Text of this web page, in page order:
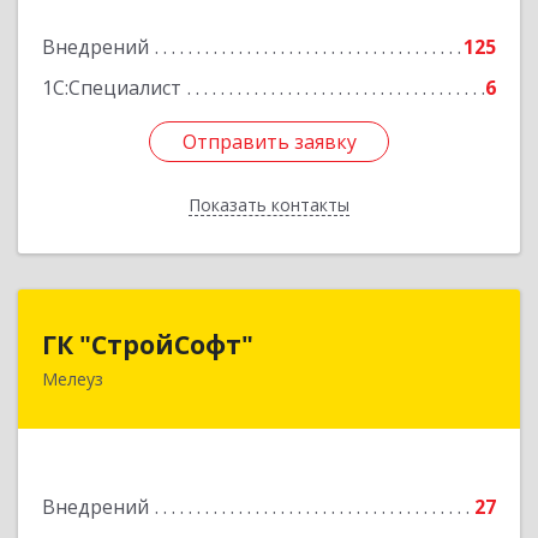
Внедрений
125
1С:Специалист
6
Отправить заявку
Показать контакты
Отправить заявку
Назад
ГК "СтройСофт"
Мелеуз
Внедрений
27
453852, Башкортостан Респ, Мелеуз г, Ленина